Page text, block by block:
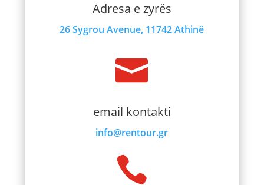
Adresa e zyrës
26 Sygrou Avenue, 11742 Athinë

email kontakti
info@rentour.gr
